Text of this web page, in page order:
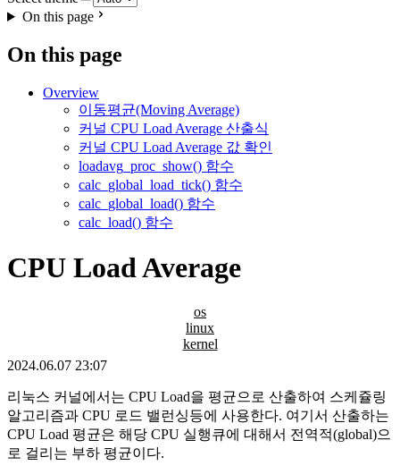
On this page
On this page
Overview
이동평균(Moving Average)
커널 CPU Load Average 산출식
커널 CPU Load Average 값 확인
loadavg_proc_show() 함수
calc_global_load_tick() 함수
calc_global_load() 함수
calc_load() 함수
CPU Load Average
os
linux
kernel
2024.06.07 23:07
리눅스 커널에서는 CPU Load을 평균으로 산출하여 스케쥴링
알고리즘과 CPU 로드 밸런싱등에 사용한다. 여기서 산출하는
CPU Load 평균은 해당 CPU 실행큐에 대해서 전역적(global)으
로 걸리는 부하 평균이다.